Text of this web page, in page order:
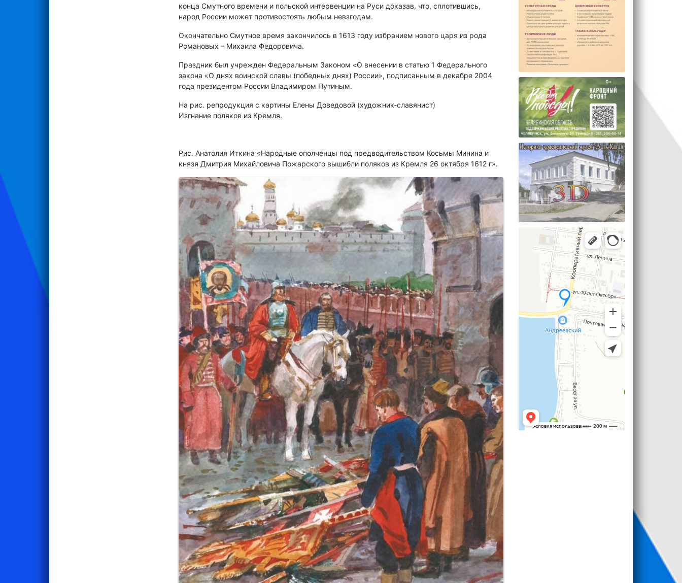
конца Смутного времени и польской интервенции на Руси доказав, что, сплотившись,
народ России может противостоять любым невзгодам.
Окончательно Смутное время закончилось в 1613 году избранием нового царя из рода
Романовых – Михаила Федоровича.
Праздник был учрежден Федеральным Законом «О внесении в статью 1 Федерального
закона «О днях воинской славы (победных днях) России», подписанным в декабре 2004
года президентом России Владимиром Путиным.
На рис. репродукция с картины Елены Доведовой (художник-славянист)
Изгнание поляков из Кремля.
Рис. Анатолия Иткина «Народные ополченцы под предводительством Косьмы Минина и
князя Дмитрия Михайловича Пожарского вышибли поляков из Кремля 26 октября 1612 г».